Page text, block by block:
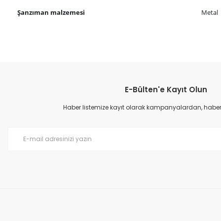
Şanzıman malzemesi Metal
Ürün resmi kalitesiz, bozuk veya görüntülenemiyor.
Ürün açıklamasında eksik bilgiler bulunuyor.
E-Bülten'e Kayıt Olun
Haber listemize kayıt olarak kampanyalardan,